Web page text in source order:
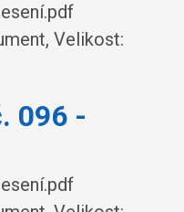
Velikost:
096 -